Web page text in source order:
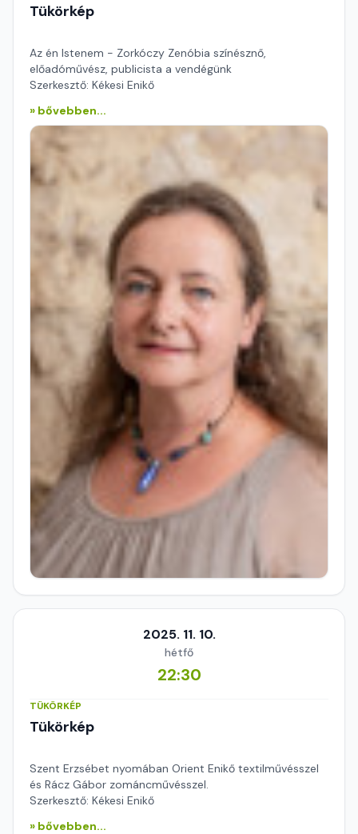
Tükörkép
Az én Istenem - Zorkóczy Zenóbia színésznő,
előadóművész, publicista a vendégünk
Szerkesztő: Kékesi Enikő
» bővebben...
2025. 11. 10.
hétfő
22:30
TÜKÖRKÉP
Tükörkép
Szent Erzsébet nyomában Orient Enikő textilművésszel
és Rácz Gábor zománcművésszel.
Szerkesztő: Kékesi Enikő
» bővebben...